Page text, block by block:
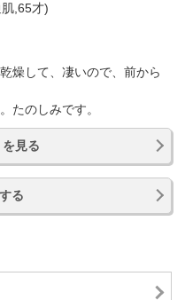
,65才)
燥して、凄いので、前から
たのしみです。
見る
る